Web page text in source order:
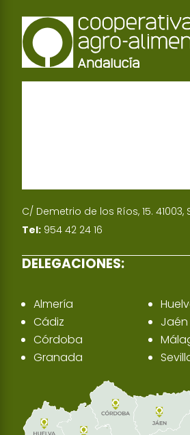
p
p
d
I
n
C/ Demetrio de los Ríos, 15. 41003,
Tel: 954 42 24 16
DELEGACIONES:
Almería
Cádiz
Córdoba
Granada
Jaén